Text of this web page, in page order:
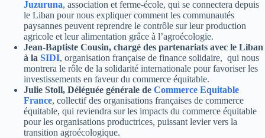
Juzuruna, association et ferme-école, qui se connectera depuis
le Liban pour nous expliquer comment les communautés
paysannes peuvent reprendre le contrôle sur leur production
agricole et leur alimentation grâce à l’agroécologie.
Jean-Baptiste Cousin, chargé des partenariats avec le Liban
à la SIDI, organisation française de finance solidaire, qui nous
montrera le rôle de la solidarité internationale pour favoriser les
investissements en faveur du commerce équitable.
Julie Stoll, Déléguée générale de Commerce Equitable
France, collectif des organisations françaises de commerce
équitable, qui reviendra sur les impacts du commerce équitable
pour les organisations productrices, puissant levier vers la
transition agroécologique.